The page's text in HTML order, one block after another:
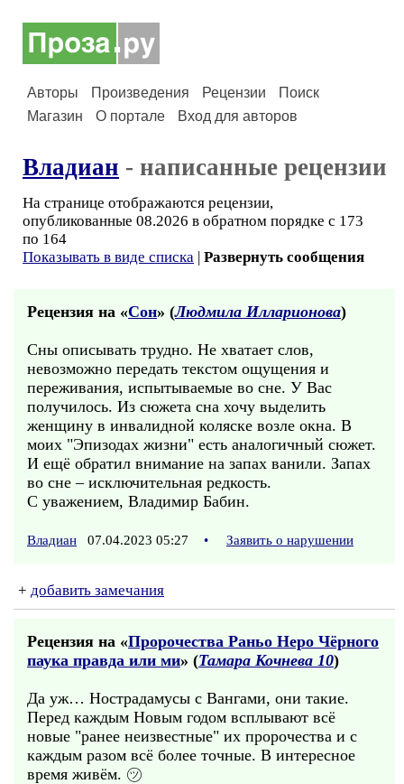
Авторы Произведения Рецензии
Поиск
Магазин
О портале Вход для авторов
Владиан - написанные рецензии
На странице отображаются рецензии,
опубликованные 08.2026 в обратном порядке с 173
по 164
Показывать в виде списка | Развернуть сообщения
Рецензия на «Сон» (Людмила Илларионова)
Сны описывать трудно. Не хватает слов,
невозможно передать текстом ощущения и
переживания, испытываемые во сне. У Вас
получилось. Из сюжета сна хочу выделить
женщину в инвалидной коляске возле окна. В
моих "Эпизодах жизни" есть аналогичный сюжет.
И ещё обратил внимание на запах ванили. Запах
во сне – исключительная редкость.
С уважением, Владимир Бабин.
Владиан 07.04.2023 05:27 • Заявить о нарушении
+ добавить замечания
Рецензия на «Пророчества Раньо Неро Чёрного
паука правда или ми» (Тамара Кочнева 10)
Да уж… Нострадамусы с Вангами, они такие.
Перед каждым Новым годом всплывают всё
новые "ранее неизвестные" их пророчества и с
каждым разом всё более точные. В интересное
время живём. ㋡